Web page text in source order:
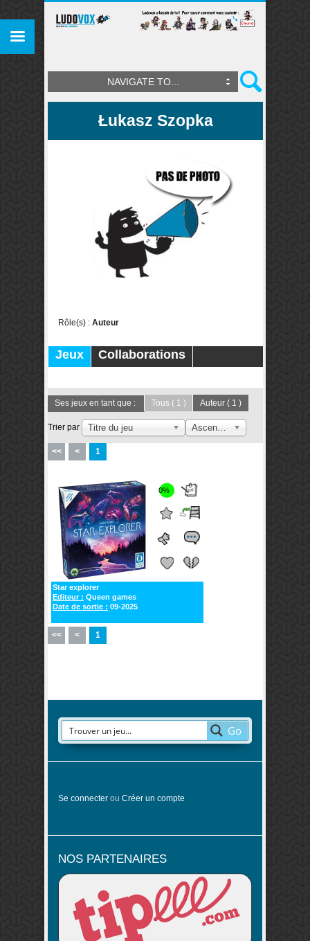
NAVIGATE TO...
Łukasz Szopka
Rôle(s) : Auteur
Jeux
Collaborations
Ses jeux en tant que : Tous ( 1 ) Auteur ( 1 )
Trier par Titre du jeu
<< < 1
0%
Star explorer
Editeur : Queen games
Date de sortie : 09-2025
<< < 1
Go
Se connecter ou Créer un compte
NOS PARTENAIRES